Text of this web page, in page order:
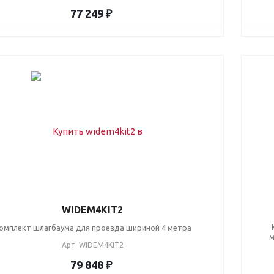
77 249 ₽
WIDEM4KIT2
шлагбаума для проезда шириной 4 метра
Арт. WIDEM4KIT2
79 848 ₽